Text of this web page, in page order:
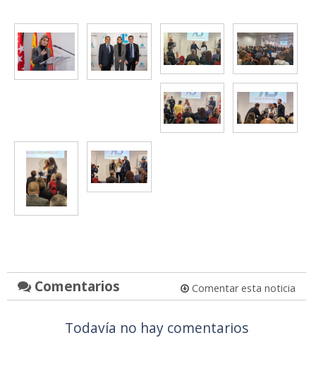
Comentarios Comentar esta noticia
Todavía no hay comentarios